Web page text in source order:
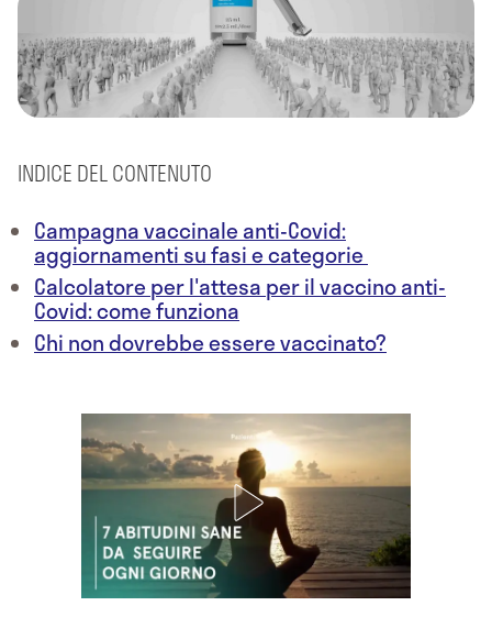
INDICE DEL CONTENUTO
Campagna vaccinale anti-Covid:
aggiornamenti su fasi e categorie
Calcolatore per l'attesa per il vaccino anti-
Covid: come funziona
Chi non dovrebbe essere vaccinato?